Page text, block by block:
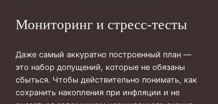
Мониторинг и стресс‑тесты
Даже самый аккуратно построенный план —
это набор допущений, которые не обязаны
сбыться. Чтобы действительно понимать, как
сохранить накопления при инфляции и не